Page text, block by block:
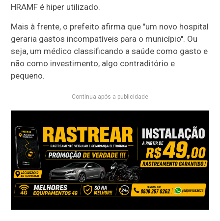
HRAMF é hiper utilizado.
Mais à frente, o prefeito afirma que "um novo hospital
geraria gastos incompatíveis para o município". Ou
seja, um médico classificando a saúde como gasto e
não como investimento, algo contraditório e
pequeno.
Continua após a publicidade